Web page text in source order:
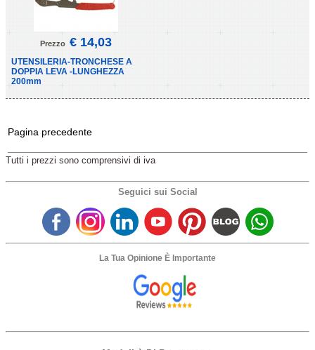
Prezzo € 14,03
UTENSILERIA-TRONCHESE A
DOPPIA LEVA -LUNGHEZZA
200mm
Pagina precedente
Tutti i prezzi sono comprensivi di iva
Seguici sui Social
La Tua Opinione È Importante